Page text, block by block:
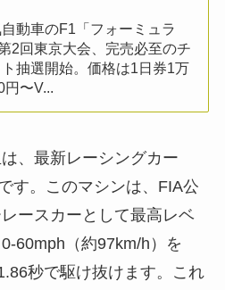
動車のF1「フォーミュラ
2回東京大会、完売必至のチ
抽選開始。価格は1日券1万
〜V...
、最新レーシングカー
す。このマシンは、FIA公
ースカーとして最高レベ
60mph（約97km/h）を
秒で駆け抜けます。これ